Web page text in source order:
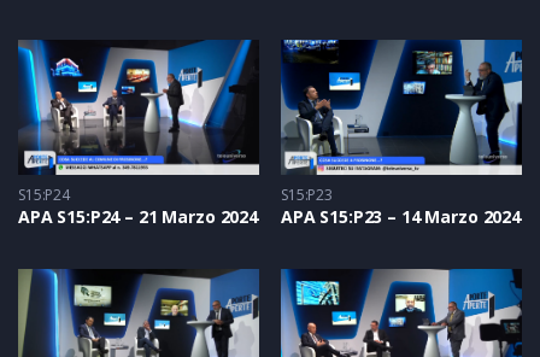
S15:P24
APA S15:P24 – 21 Marzo 2024
S15:P23
APA S15:P23 – 14 Marzo 2024